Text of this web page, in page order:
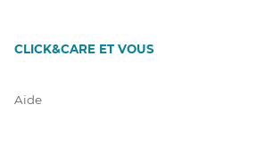
CLICK&CARE ET VOUS
Aide